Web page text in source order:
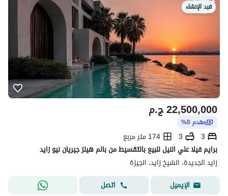
قيد الإنشاء
ج.م22,500,000
مقدم 0%
3
3
174 متر مربع
برايم فيلا علي النيل للبيع بالتقسيط من بالم هيلز جيريان نيو زايد
زايد الجديدة، الشيخ زايد، الجيزة
الإيميل
اتصل